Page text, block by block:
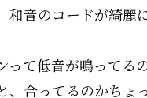
和音のコードが綺麗
て低音が鳴ってるの
、合ってるのかちょ